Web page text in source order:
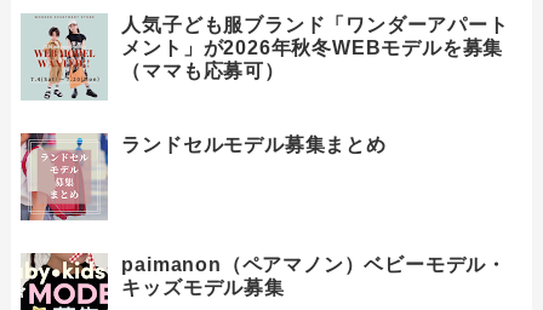
人気子ども服ブランド「ワンダーアパート
メント」が2026年秋冬WEBモデルを募集
（ママも応募可）
ランドセルモデル募集まとめ
paimanon（ペアマノン）ベビーモデル・
キッズモデル募集